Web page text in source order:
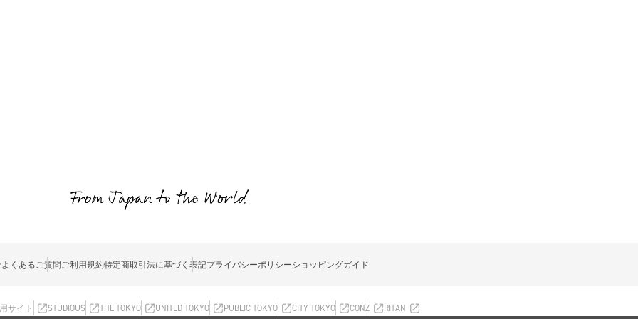
よくあるご質問ご利用規約特定商取引法に基づく表記プライバシーポリシーショッピングガイド
サイト STUDIOUS THE TOKYO UNITED TOKYO PUBLIC TOKYO CITY TOKYO CONZ RITAN